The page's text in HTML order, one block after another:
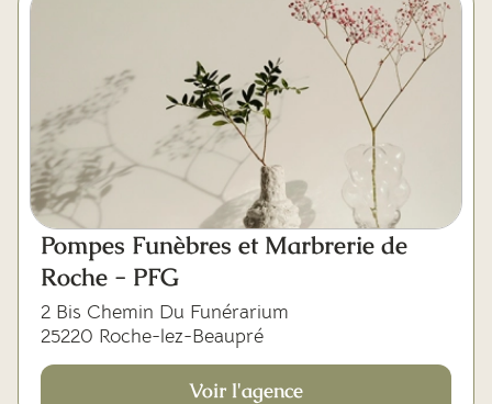
Pompes Funèbres et Marbrerie de
Roche - PFG
2 Bis Chemin Du Funérarium
25220 Roche-lez-Beaupré
Voir l'agence